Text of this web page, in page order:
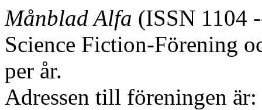
Månblad Alfa (ISSN 1104
Science Fiction-Förening
per år.
Adressen till föreningen är: